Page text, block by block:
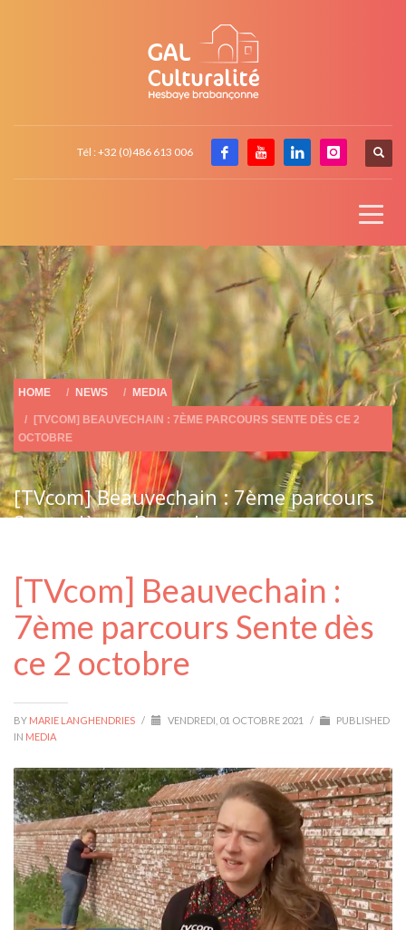
Tél : +32 (0)486 613 006
HOME NEWS MEDIA
[TVCOM] BEAUVECHAIN : 7ÈME PARCOURS SENTE DÈS CE 2
OCTOBRE
[TVcom] Beauvechain : 7ème parcours
Sente dès ce 2 octobre
[TVcom] Beauvechain :
7ème parcours Sente dès
ce 2 octobre
BY MARIE LANGHENDRIES / VENDREDI, 01 OCTOBRE 2021 /
PUBLISHED
IN MEDIA